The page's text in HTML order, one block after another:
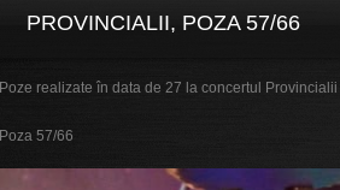
PROVINCIALII, POZA 57/66
Poze realizate în data de 27 la concertul
Poza 57/66